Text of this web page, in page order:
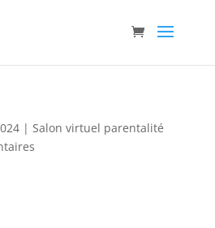
| Salon virtuel parentalité